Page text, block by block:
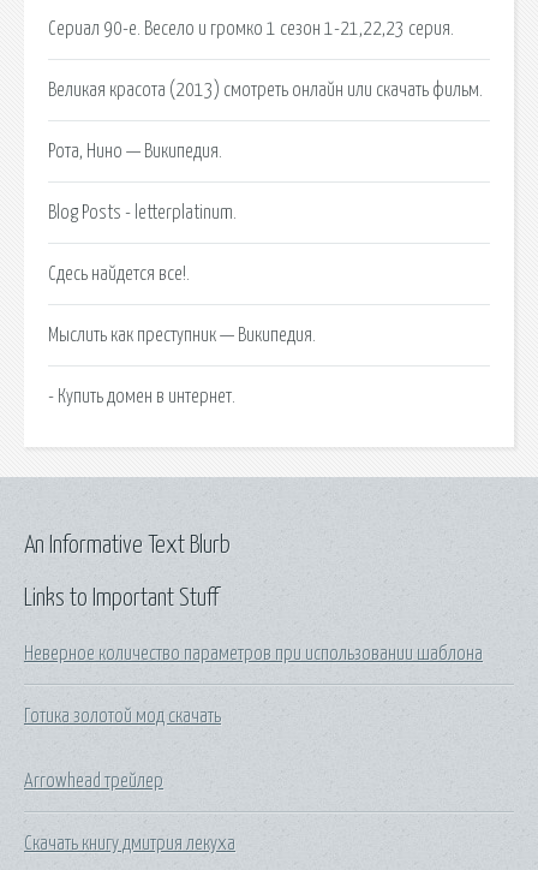
Сериал 90-е. Весело и громко 1 сезон 1-21,22,23 серия.
Великая красота (2013) смотреть онлайн или скачать фильм.
Рота, Нино — Википедия.
Blog Posts - letterplatinum.
Сдесь найдется все!.
Мыслить как преступник — Википедия.
- Купить домен в интернет.
Links to Important Stuff
Неверное количество параметров при использовании шаблона
Готика золотой мод скачать
Arrowhead трейлер
Скачать книгу дмитрия лекуха
An Informative Text Blurb